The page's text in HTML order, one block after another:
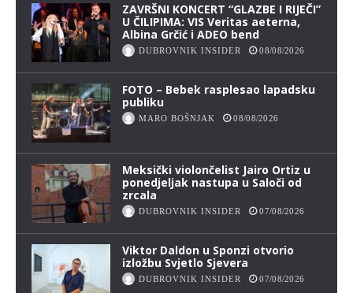
ZAVRŠNI KONCERT “GLAZBE I RIJEČI”
U ČILIPIMA: VIS Veritas aeterna,
Albina Grčić i ADEO bend
DUBROVNIK INSIDER 08/08/2026
FOTO – Bebek rasplesao lapadsku
publiku
MARO BOŠNJAK 08/08/2026
Meksički violončelist Jairo Ortiz u
ponedjeljak nastupa u Saloči od
zrcala
DUBROVNIK INSIDER 07/08/2026
Viktor Daldon u Sponzi otvorio
izložbu Svjetlo Sjevera
DUBROVNIK INSIDER 07/08/2026